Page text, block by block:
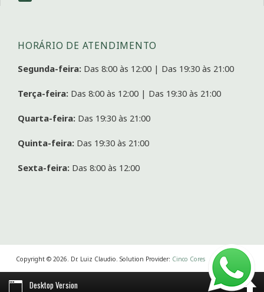
HORÁRIO DE ATENDIMENTO
Segunda-feira: Das 8:00 às 12:00 | Das 19:30 às 21:00
Terça-feira: Das 8:00 às 12:00 | Das 19:30 às 21:00
Quarta-feira: Das 19:30 às 21:00
Quinta-feira: Das 19:30 às 21:00
Sexta-feira: Das 8:00 às 12:00
Copyright © 2026. Dr. Luiz Claudio. Solution Provider: Cinco Cores
Desktop Version